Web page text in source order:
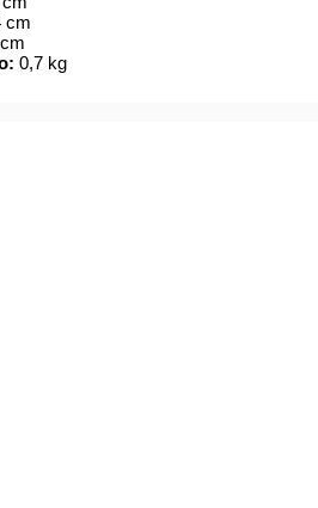
cm
0,7 kg